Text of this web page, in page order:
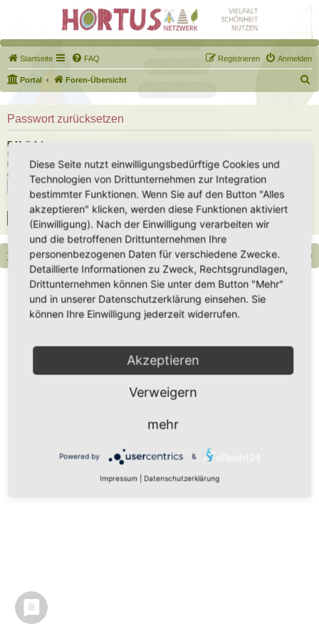
Startseite FAQ Anmelden
Registrieren
Portal Foren-Übersicht
u
h
Passwort zurücksetzen
E-Mail-Adresse:
Du musst die E-Mail-Adresse angeben, die in deinem Profil hinterlegt ist. Diese hast du
bei der Registrierung angegeben oder nachträglich in deinem persönlichen Bereich
geändert.
Portal Foren-Übersicht Alle Zeiten sindUTC+02:00
Copyright - Hortus-Netzwerk.de unterstützt durch phpBB
Impressum
Datenschutz Datenschutz Social Media | Nutzungsbedingungen
Diese Seite nutzt einwilligungsbedürftige Cookies und
Technologien von Drittunternehmen zur Integration
bestimmter Funktionen. Wenn Sie auf den Button "Alles
akzeptieren" klicken, werden diese Funktionen aktiviert
(Einwilligung). Nach der Einwilligung verarbeiten wir
und die betroffenen Drittunternehmen Ihre
personenbezogenen Daten für verschiedene Zwecke.
Detaillierte Informationen zu Zweck, Rechtsgrundlagen,
Drittunternehmen können Sie unter dem Button "Mehr"
und in unserer Datenschutzerklärung einsehen. Sie
können Ihre Einwilligung jederzeit widerrufen.
Akzeptieren
Verweigern
mehr
Powered by &
Impressum Datenschutzerklärung